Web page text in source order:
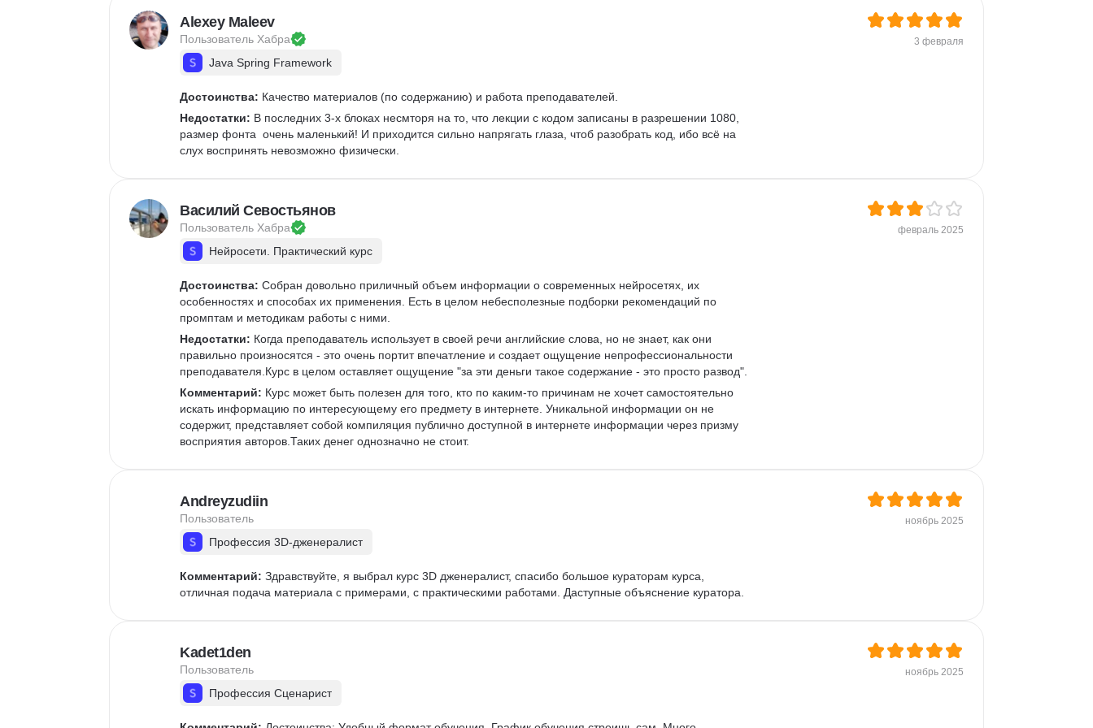
Alexey Maleev
Пользователь Хабра 3 февраля
Java Spring Framework
Достоинства: Качество материалов (по содержанию) и работа преподавателей.
Недостатки: В последних 3-х блоках несмторя на то, что лекции с кодом записаны в разрешении 1080,
размер фонта  очень маленький! И приходится сильно напрягать глаза, чтоб разобрать код, ибо всё на
слух воспринять невозможно физически.
Василий Севостьянов
Пользователь Хабра февраль 2025
Нейросети. Практический курс
Достоинства: Собран довольно приличный объем информации о современных нейросетях, их
особенностях и способах их применения. Есть в целом небесполезные подборки рекомендаций по
промптам и методикам работы с ними.
Недостатки: Когда преподаватель использует в своей речи английские слова, но не знает, как они
правильно произносятся - это очень портит впечатление и создает ощущение непрофессиональности
преподавателя.Курс в целом оставляет ощущение "за эти деньги такое содержание - это просто развод".
Комментарий: Курс может быть полезен для того, кто по каким-то причинам не хочет самостоятельно
искать информацию по интересующему его предмету в интернете. Уникальной информации он не
содержит, представляет собой компиляция публично доступной в интернете информации через призму
восприятия авторов.Таких денег однозначно не стоит.
Andreyzudiin
Пользователь ноябрь 2025
Профессия 3D-дженералист
Комментарий: Здравствуйте, я выбрал курс 3D дженералист, спасибо большое кураторам курса,
отличная подача материала с примерами, с практическими работами. Даступные объяснение куратора.
Kadet1den
Пользователь ноябрь 2025
Профессия Сценарист